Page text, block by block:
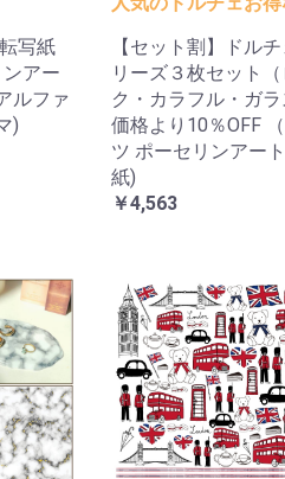
写紙
ンアー
ルファ
)
【セット割】ドル
リーズ３枚セット
ク・カラフル・ガ
価格より10％OFF
ツ ポーセリンアー
紙)
￥4,563